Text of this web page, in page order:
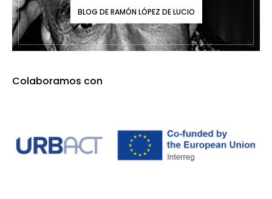
BLOG DE RAMÓN LÓPEZ DE LUCIO
Colaboramos con